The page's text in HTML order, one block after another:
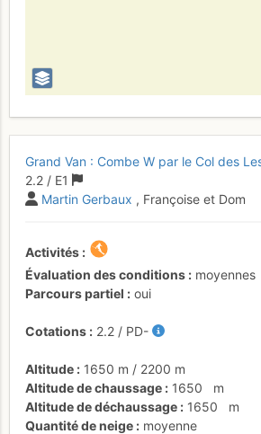
Grand Van : Combe W par le Col des
2.2 / E1
Martin Gerbaux , Françoise et Dom
Activités
Évaluation des conditions
moyennes
Parcours partiel
oui
Cotations 2.2 / PD-
Altitude 1650 m / 2200 m
Altitude de chaussage
1650
m
Altitude de déchaussage
1650
m
Quantité de neige
moyenne